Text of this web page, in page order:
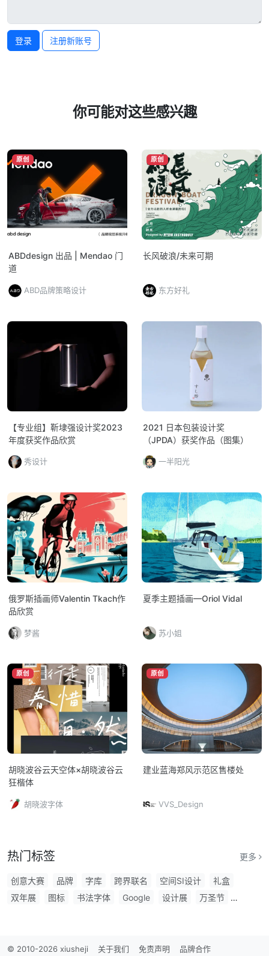
登录 注册新账号
你可能对这些感兴趣
原创
ABDdesign 出品 | Mendao 门
道
ABD品牌策略设计
原创
长风破浪/未来可期
东方好礼
【专业组】靳埭强设计奖2023
年度获奖作品欣赏
秀设计
2021 日本包装设计奖
（JPDA）获奖作品（图集）
一半阳光
俄罗斯插画师Valentin Tkach作
品欣赏
梦酱
夏季主题插画—Oriol Vidal
苏小姐
原创
胡晓波谷云天空体×胡晓波谷云
狂楷体
胡晓波字体
原创
建业蓝海郑风示范区售楼处
VVS_Design
热门标签 更多
创意大赛 品牌 字库 跨界联名 空间SI设计
礼盒
双年展
图标 书法字体 Google 设计展
万圣节
手机
博物馆 LEXUS 标题字体 吉祥物 文创设计大赛
© 2010-2026 xiusheji 关于我们 免责声明 品牌合作